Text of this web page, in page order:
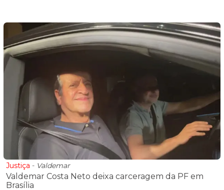
Justiça - Valdemar
Valdemar Costa Neto deixa carceragem da PF em
Brasília